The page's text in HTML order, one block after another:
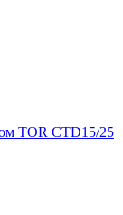
TOR CTD15/25